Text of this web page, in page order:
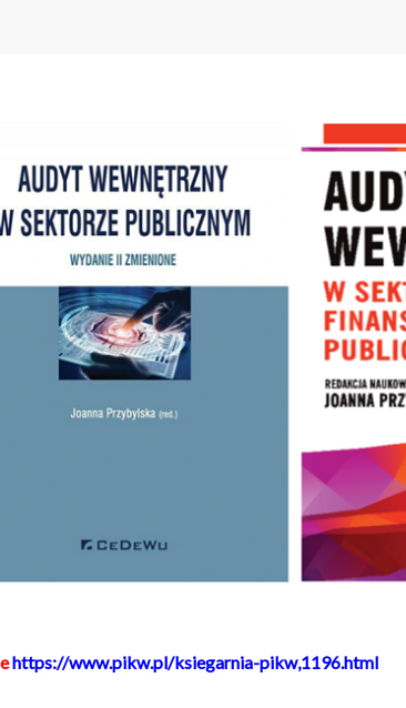
https://www.pikw.pl/ksiegarnia-pikw,1196.html